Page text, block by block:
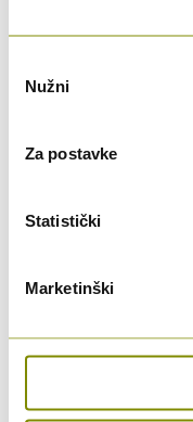
pristanka
Nužni
Za postavke
Statistički
Marketinški